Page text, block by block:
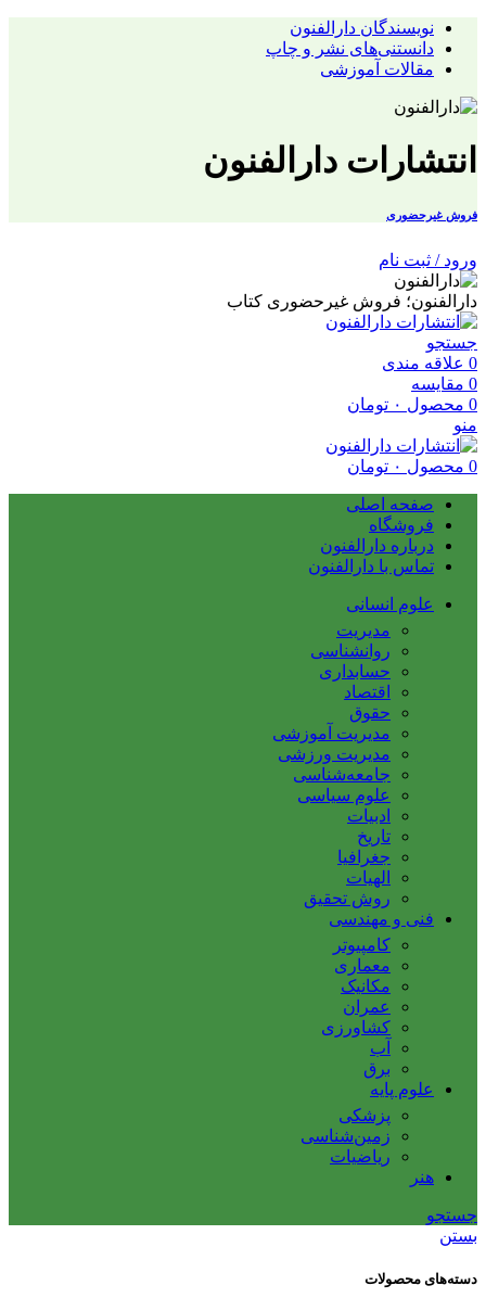
نویسندگان دارالفنون
دانستنی‌های نشر و چاپ
مقالات آموزشی
انتشارات دارالفنون
فروش غیرحضوری
ورود / ثبت نام
دارالفنون؛ فروش غیرحضوری کتاب
جستجو
0 علاقه مندی
0 مقایسه
0 محصول ۰ تومان
منو
0 محصول ۰ تومان
صفحه اصلی
فروشگاه
درباره دارالفنون
تماس با دارالفنون
علوم انسانی
مدیریت
روانشناسی
حسابداری
اقتصاد
حقوق
مدیریت آموزشی
مدیریت ورزشی
جامعه‌شناسی
علوم سیاسی
ادبیات
تاریخ
جغرافیا
الهیات
روش تحقیق
فنی و مهندسی
کامپیوتر
معماری
مکانیک
عمران
کشاورزی
آب
برق
علوم پایه
پزشکی
زمین‌شناسی
ریاضیات
هنر
جستجو
بستن
دسته‌های محصولات